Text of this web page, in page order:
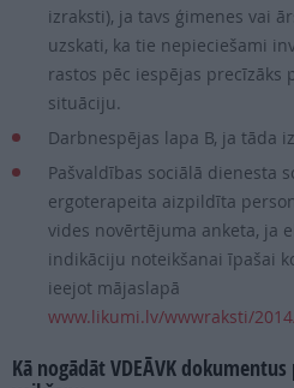
izraksti), ja tavs ģimenes vai
uzskati, ka tie nepieciešami
rastos pēc iespējas precīzāks
situāciju.
Darbnespējas lapa B, ja tāda
Pašvaldības sociālā dienesta
ergoterapeita aizpildīta
vides novērtējuma anketa, ja
indikāciju noteikšanai īpašai
ieejot mājaslapā
www.likumi.lv/wwwraksti/
Kā nogādāt VDEĀVK